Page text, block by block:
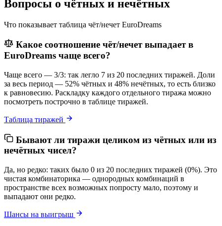
Вопросы о чётных и нечётных
Что показывает таблица чёт/нечет EuroDreams
Какое соотношение чёт/нечет выпадает в
EuroDreams чаще всего?
Чаще всего — 3/3: так легло 7 из 20 последних тиражей. Доли
за весь период — 52% чётных и 48% нечётных, то есть близко
к равновесию. Раскладку каждого отдельного тиража можно
посмотреть построчно в таблице тиражей.
Таблица тиражей
Бывают ли тиражи целиком из чётных или из
нечётных чисел?
Да, но редко: таких было 0 из 20 последних тиражей (0%). Это
чистая комбинаторика — однородных комбинаций в
пространстве всех возможных попросту мало, поэтому и
выпадают они редко.
Шансы на выигрыш